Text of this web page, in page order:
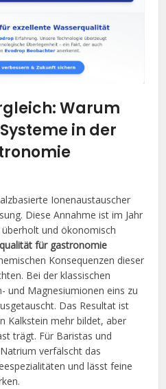
Warum
in der
Ionenaustauscher
Diese Annahme ist im Jahr
und ökonomisch
für gastronomie
Konsequenzen dieser
Bei der klassischen
und Magnesiumionen eins zu
Das Resultat ist
Kalkstein mehr bildet, aber
trägt. Für Baristas und
verfälscht das
und lässt feine